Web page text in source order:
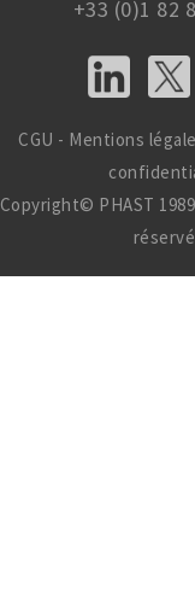
+33 (0)1 82
CGU - Mentions
Copyright© PHAST